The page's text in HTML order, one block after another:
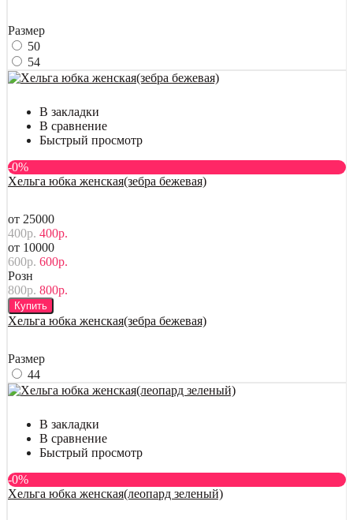
Размер
50
54
В закладки
В сравнение
Быстрый просмотр
-0%
Хельга юбка женская(зебра бежевая)
от 25000
400р. 400р.
от 10000
600р. 600р.
Розн
800р. 800р.
Купить
Хельга юбка женская(зебра бежевая)
Размер
44
В закладки
В сравнение
Быстрый просмотр
-0%
Хельга юбка женская(леопард зеленый)